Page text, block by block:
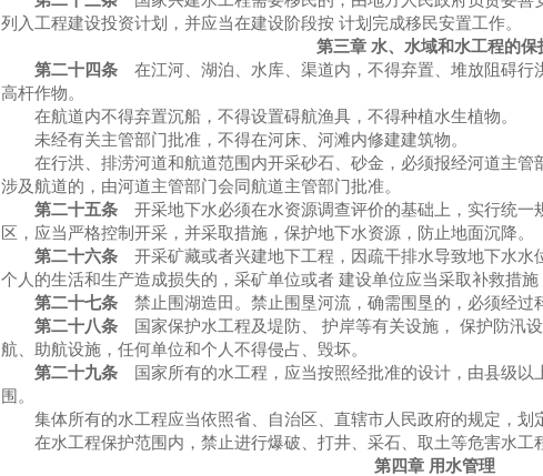
列入工程建设投资计划，并应当在建设阶段按 计划完成移民安置工作。
第三章 水、水域和水工程的保
第二十四条 在江河、湖泊、水库、渠道内，不得弃置、堆放阻碍行
高杆作物。
在航道内不得弃置沉船，不得设置碍航渔具，不得种植水生植物。
未经有关主管部门批准，不得在河床、河滩内修建建筑物。
在行洪、排涝河道和航道范围内开采砂石、砂金，必须报经河道主管
涉及航道的，由河道主管部门会同航道主管部门批准。
第二十五条 开采地下水必须在水资源调查评价的基础上，实行统一
区，应当严格控制开采，并采取措施，保护地下水资源，防止地面沉降。
第二十六条 开采矿藏或者兴建地下工程，因疏干排水导致地下水水
个人的生活和生产造成损失的，采矿单位或者 建设单位应当采取补救措施
第二十七条 禁止围湖造田。禁止围垦河流，确需围垦的，必须经过
第二十八条 国家保护水工程及堤防、 护岸等有关设施， 保护防汛
航、助航设施，任何单位和个人不得侵占、毁坏。
第二十九条 国家所有的水工程，应当按照经批准的设计，由县级以
围。
集体所有的水工程应当依照省、自治区、直辖市人民政府的规定，划
在水工程保护范围内，禁止进行爆破、打井、采石、取土等危害水工
第四章 用水管理